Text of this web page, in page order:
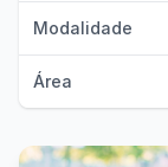
Modalidade
Área